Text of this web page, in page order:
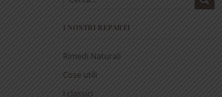
I NOSTRI REPARTI
Rimedi Naturali
Cose utili
I classici